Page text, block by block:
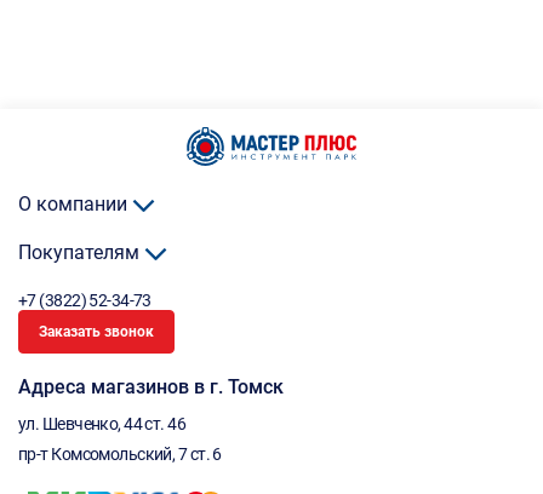
О компании
Покупателям
+7 (3822) 52-34-73
Заказать звонок
Адреса магазинов в г. Томск
ул. Шевченко, 44 ст. 46
пр-т Комсомольский, 7 ст. 6